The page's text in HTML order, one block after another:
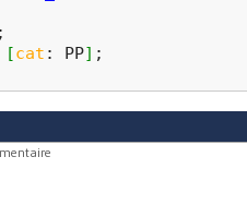
[cat : PP] ;